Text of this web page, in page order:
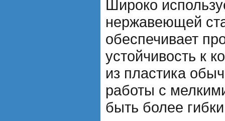
Широко
нержавеющей
обеспечивает
устойчивость к
из пластика
работы с
быть более